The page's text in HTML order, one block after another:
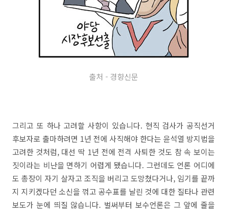
출처 - 경향신문
그리고 또 하나 고려할 사항이 있습니다. 현직 검사가 공직선거
후보자로 출마하려면 1년 전에 사직해야 한다는 윤석열 방지법을
고려한 것처럼, 대선 딱 1년 전에 전격 사퇴한 것도 참 속 보이는
짓이라는 비난을 면하기 어렵게 됐습니다. 그런데도 언론 어디에
도 총장이 자기 살자고 조직을 버리고 도망쳤다거나, 임기를 끝까
지 지키겠다던 소신을 꺾고 공수표를 날린 것에 대한 질타나 관련
보도가 눈에 띄질 않습니다. 벌써부터 보수언론은 그 앞에 줄을